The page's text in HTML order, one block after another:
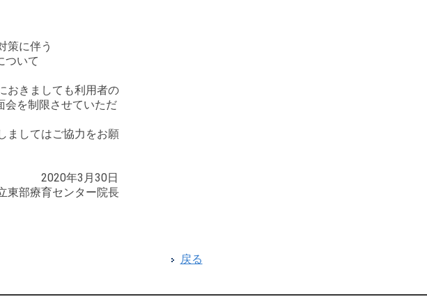
に伴う
いて
おきましても利用者の
会を制限させていただ
ましてはご協力をお願
30日
ター院長
戻る